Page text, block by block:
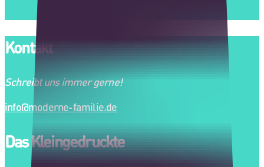
Kontakt
Schreibt uns immer gerne!
info@moderne-familie.de
Das Kleingedruckte